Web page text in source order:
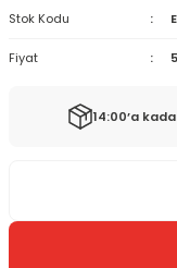
Stok Kodu
Fiyat
14:00’a